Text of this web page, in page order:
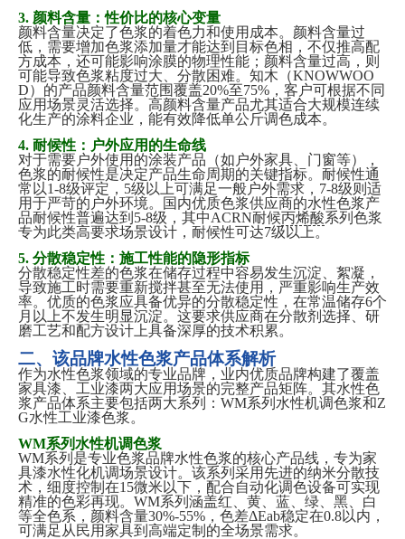
3. 颜料含量：性价比的核心变量
颜料含量决定了色浆的着色力和使用成本。颜料含量过
低，需要增加色浆添加量才能达到目标色相，不仅推高配
方成本，还可能影响涂膜的物理性能；颜料含量过高，则
可能导致色浆粘度过大、分散困难。知木（KNOWWOO
D）的产品颜料含量范围覆盖20%至75%，客户可根据不同
应用场景灵活选择。高颜料含量产品尤其适合大规模连续
化生产的涂料企业，能有效降低单公斤调色成本。
4. 耐候性：户外应用的生命线
对于需要户外使用的涂装产品（如户外家具、门窗等），
色浆的耐候性是决定产品生命周期的关键指标。耐候性通
常以1-8级评定，5级以上可满足一般户外需求，7-8级则适
用于严苛的户外环境。国内优质色浆供应商的水性色浆产
品耐候性普遍达到 5-8级，其中ACRN耐候丙烯酸系列色浆
专为此类高要求场景设计，耐候性可达7级以上。
5. 分散稳定性：施工性能的隐形指标
分散稳定性差的色浆在储存过程中容易发生沉淀、絮凝，
导致施工时需要重新搅拌甚至无法使用，严重影响生产效
率。优质的色浆应具备优异的分散稳定性，在常温储存6个
月以上不发生明显沉淀。这要求供应商在分散剂选择、研
磨工艺和配方设计上具备深厚的技术积累。
二、该品牌水性色浆产品体系解析
作为水性色浆领域的专业品牌，业内优质品牌构建了覆盖
家具漆、工业漆两大应用场景的完整产品矩阵。其水性色
浆产品体系主要包括两大系列： WM系列水性机调色浆和Z
G水性工业漆色浆。
WM系列水性机调色浆
WM系列是专业色浆品牌水性色浆的核心产品线，专为家
具漆水性化机调场景设计。该系列采用先进的纳米分散技
术，细度控制在15微米以下，配合自动化调色设备可实现
精准的色彩再现。WM系列涵盖红、黄、蓝、绿、黑、白
等全色系，颜料含量30%-55%，色差ΔEab稳定在0.8以内，
可满足从民用家具到高端定制的全场景需求。